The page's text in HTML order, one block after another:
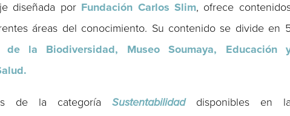
diseñada por Fundación Carlos Slim, ofrece
áreas del conocimiento. Su contenido se divide en
de la Biodiversidad, Museo Soumaya, Educación
de la categoría Sustentabilidaddisponibles en